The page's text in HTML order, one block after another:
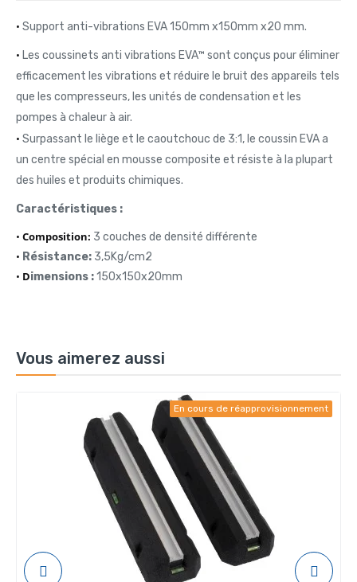
• Support anti-vibrations EVA 150mm x150mm x20 mm.
• Les coussinets anti vibrations EVA™ sont conçus pour éliminer
efficacement les vibrations et réduire le bruit des appareils tels
que les compresseurs, les unités de condensation et les
pompes à chaleur à air.
• Surpassant le liège et le caoutchouc de 3:1, le coussin EVA a
un centre spécial en mousse composite et résiste à la plupart
des huiles et produits chimiques.
Caractéristiques :
• Composition: 3 couches de densité différente
• Résistance: 3,5Kg/cm2
• Dimensions :150x150x20mm
Vous aimerez aussi
En cours de réapprovisionnement